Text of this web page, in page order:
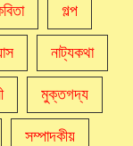
গল্প
নাট্যকথা
মুক্তগদ্য
সম্পাদকীয়